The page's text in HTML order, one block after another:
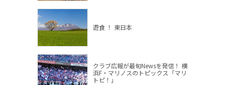
遊食 ！ 東日本
クラブ広報が最旬Newsを発信！ 横
浜F・マリノスのトピックス「マリ
トピ！」